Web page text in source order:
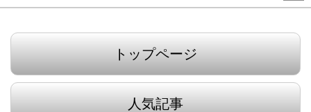
トップページ
人気記事